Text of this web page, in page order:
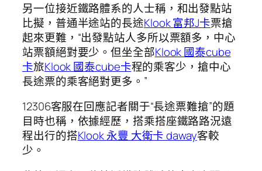
另一位接近鐵路體系的人士稱，和出發點站
比擬，普通半途站的長途Klook 富邦J卡票搶
起來更難，“出發點站人多所以票額多，中心
站票額絕對要少。但坐全部Klook 國泰cube
卡旅Klook 國泰cube卡程的乘客少，搶中心
長途票的乘客絕對更多。”
12306客服在回應記者關于“長途票難搶”的題
目時也稱，依據經歷，搭乘搭座鐵路路況遠
程出行的搭Klook 永豐 大衛卡 daway客較
少。